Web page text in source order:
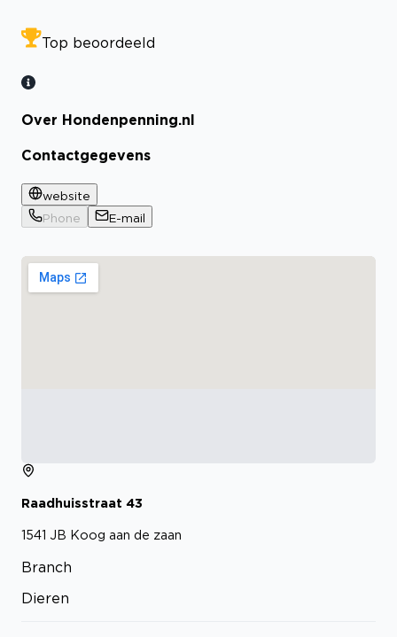
Top beoordeeld
Over Hondenpenning.nl
Contactgegevens
website
Phone
E-mail
Raadhuisstraat 43
1541 JB Koog aan de zaan
Branch
Dieren